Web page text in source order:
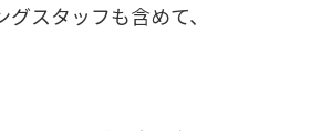
スタッフも含めて、